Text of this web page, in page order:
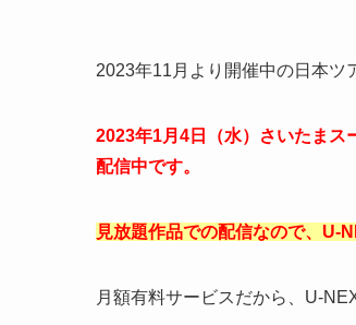
2023年11月より開催中の日本ツ
2023年1月4日（水）さいたまス
配信中です。
見放題作品での配信なので、U-
月額有料サービスだから、U-